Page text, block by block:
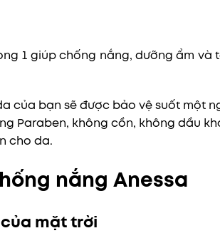
1 giúp chống nắng, dưỡng ẩm và
của bạn sẽ được bảo vệ suốt một
Paraben, không cồn, không dầu
cho da.
nắng Anessa
mặt trời